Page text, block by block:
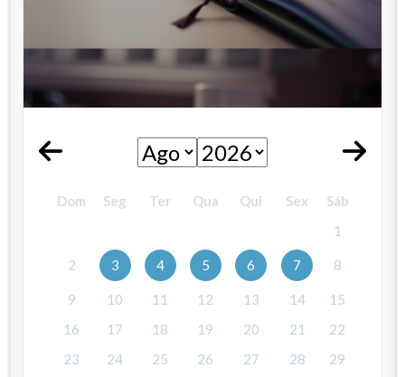
Dom Seg Ter Qua Qui Sex
Sáb
1
2 3 4 5 6 7 8
9 10 11 12 13 14
15
16
17 18 19 20 21
22
23
24 25 26 27 28
29